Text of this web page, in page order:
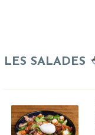
LES SALADES